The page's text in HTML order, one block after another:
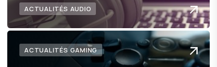
ACTUALITÉS AUDIO
ACTUALITÉS GAMING